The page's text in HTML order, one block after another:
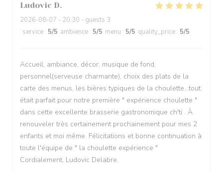
Ludovic D
2026-08-07 - 20:30 - guests 3
service : 5/5 ambience : 5/5 menu : 5/5 quality_price : 5/5
Accueil, ambiance, décor, musique de fond,
personnel(serveuse charmante), choix des plats de la
carte des menus, les bières typiques de la choulette...tout
était parfait pour notre première " expérience choulette "
dans cette excellente brasserie gastronomique ch'ti . À
renouveler très certainement prochainement pour mes 2
enfants et moi même. Félicitations et bonne continuation à
toute l'équipe de " la choulette expérience "
Cordialement, Ludovic Delabre.